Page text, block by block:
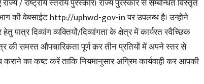
/ राष्ट्रीय स्तरीय पुरस्कार। राज्य पुरस्कार से सम्बन्धित विस्तृत
की वेबसाईट http://uphwd-gov-in पर उपलब्ध है। उन्होने
पात्र दिव्यांग व्यक्तियों/दिव्यांगता के क्षेत्र में कार्यरत स्वैच्छिक
समस्त औपचारिकता पूर्ण कर तीन प्रतियों में अपने स्तर से
का कष्ट करें ताकि नियमानुसार अग्रिम कार्यवाही कर आपकी